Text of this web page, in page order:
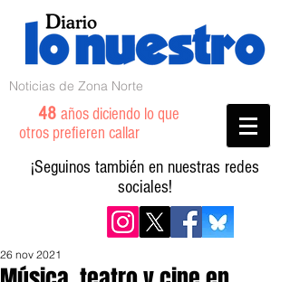
Noticias de Zona Norte
48 años diciendo lo que
otros prefieren callar
¡Seguinos también en nuestras redes
sociales!
26 nov 2021